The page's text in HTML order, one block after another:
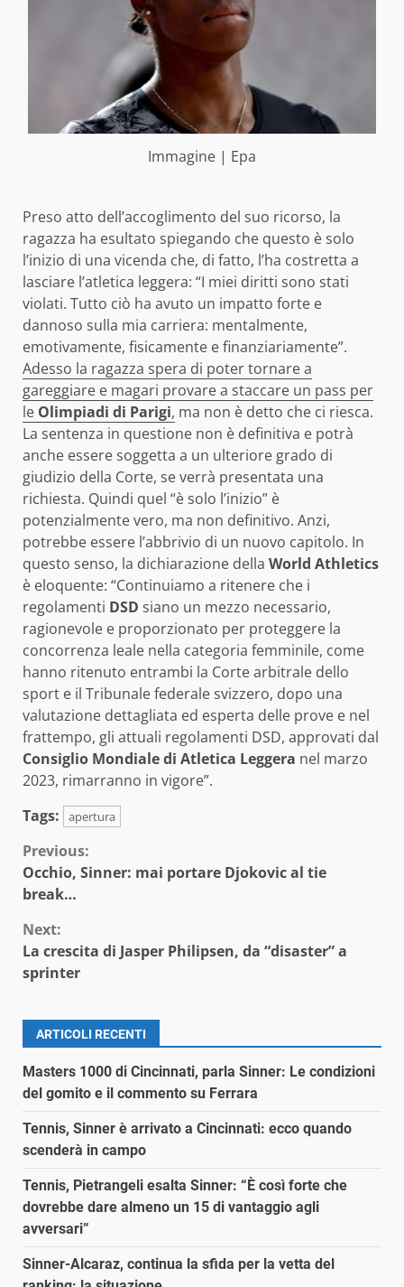
Immagine | Epa
Preso atto dell’accoglimento del suo ricorso, la
ragazza ha esultato spiegando che questo è solo
l’inizio di una vicenda che, di fatto, l’ha costretta a
lasciare l’atletica leggera: “I miei diritti sono stati
violati. Tutto ciò ha avuto un impatto forte e
dannoso sulla mia carriera: mentalmente,
emotivamente, fisicamente e finanziariamente”.
Adesso la ragazza spera di poter tornare a
gareggiare e magari provare a staccare un pass per
le Olimpiadi di Parigi, ma non è detto che ci riesca.
La sentenza in questione non è definitiva e potrà
anche essere soggetta a un ulteriore grado di
giudizio della Corte, se verrà presentata una
richiesta. Quindi quel “è solo l’inizio” è
potenzialmente vero, ma non definitivo. Anzi,
potrebbe essere l’abbrivio di un nuovo capitolo. In
questo senso, la dichiarazione della World Athletics
è eloquente: “Continuiamo a ritenere che i
regolamenti DSD siano un mezzo necessario,
ragionevole e proporzionato per proteggere la
concorrenza leale nella categoria femminile, come
hanno ritenuto entrambi la Corte arbitrale dello
sport e il Tribunale federale svizzero, dopo una
valutazione dettagliata ed esperta delle prove e nel
frattempo, gli attuali regolamenti DSD, approvati dal
Consiglio Mondiale di Atletica Leggera nel marzo
2023, rimarranno in vigore”.
Tags:
apertura
Continue
Reading
Previous:
Occhio, Sinner: mai portare Djokovic al tie
break…
Next:
La crescita di Jasper Philipsen, da “disaster” a
sprinter
ARTICOLI RECENTI
Masters 1000 di Cincinnati, parla Sinner: Le condizioni
del gomito e il commento su Ferrara
Tennis, Sinner è arrivato a Cincinnati: ecco quando
scenderà in campo
Tennis, Pietrangeli esalta Sinner: “È così forte che
dovrebbe dare almeno un 15 di vantaggio agli
avversari”
Sinner-Alcaraz, continua la sfida per la vetta del